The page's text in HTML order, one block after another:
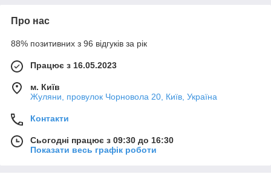
Про нас
88% позитивних з 96 відгуків за рік
Працює з 16.05.2023
м. Київ
Жуляни, провулок Чорновола 20, Київ, Україна
Контакти
Сьогодні працює з 09:30 до 16:30
Показати весь графік роботи